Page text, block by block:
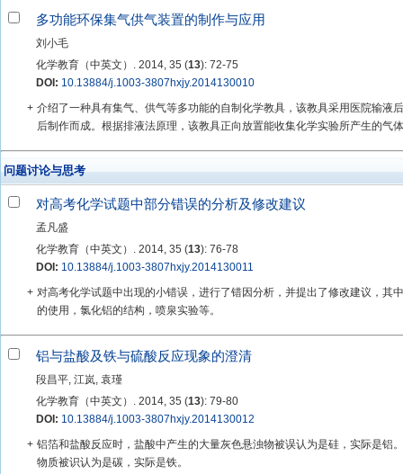
多功能环保集气供气装置的制作与应用
刘小毛
化学教育（中英文）. 2014, 35 (13): 72-75
DOI: 10.13884/j.1003-3807hxjy.2014130010
+ 介绍了一种具有集气、供气等多功能的自制化学教具，该教具采用医院输液
后制作而成。根据排液法原理，该教具正向放置能收集化学实验所产生的气
问题讨论与思考
对高考化学试题中部分错误的分析及修改建议
孟凡盛
化学教育（中英文）. 2014, 35 (13): 76-78
DOI: 10.13884/j.1003-3807hxjy.2014130011
+ 对高考化学试题中出现的小错误，进行了错因分析，并提出了修改建议，其
的使用，氯化铝的结构，喷泉实验等。
铝与盐酸及铁与硫酸反应现象的澄清
段昌平, 江岚, 袁瑾
化学教育（中英文）. 2014, 35 (13): 79-80
DOI: 10.13884/j.1003-3807hxjy.2014130012
+ 铝箔和盐酸反应时，盐酸中产生的大量灰色悬浊物被误认为是硅，实际是铝
物质被识认为是碳，实际是铁。